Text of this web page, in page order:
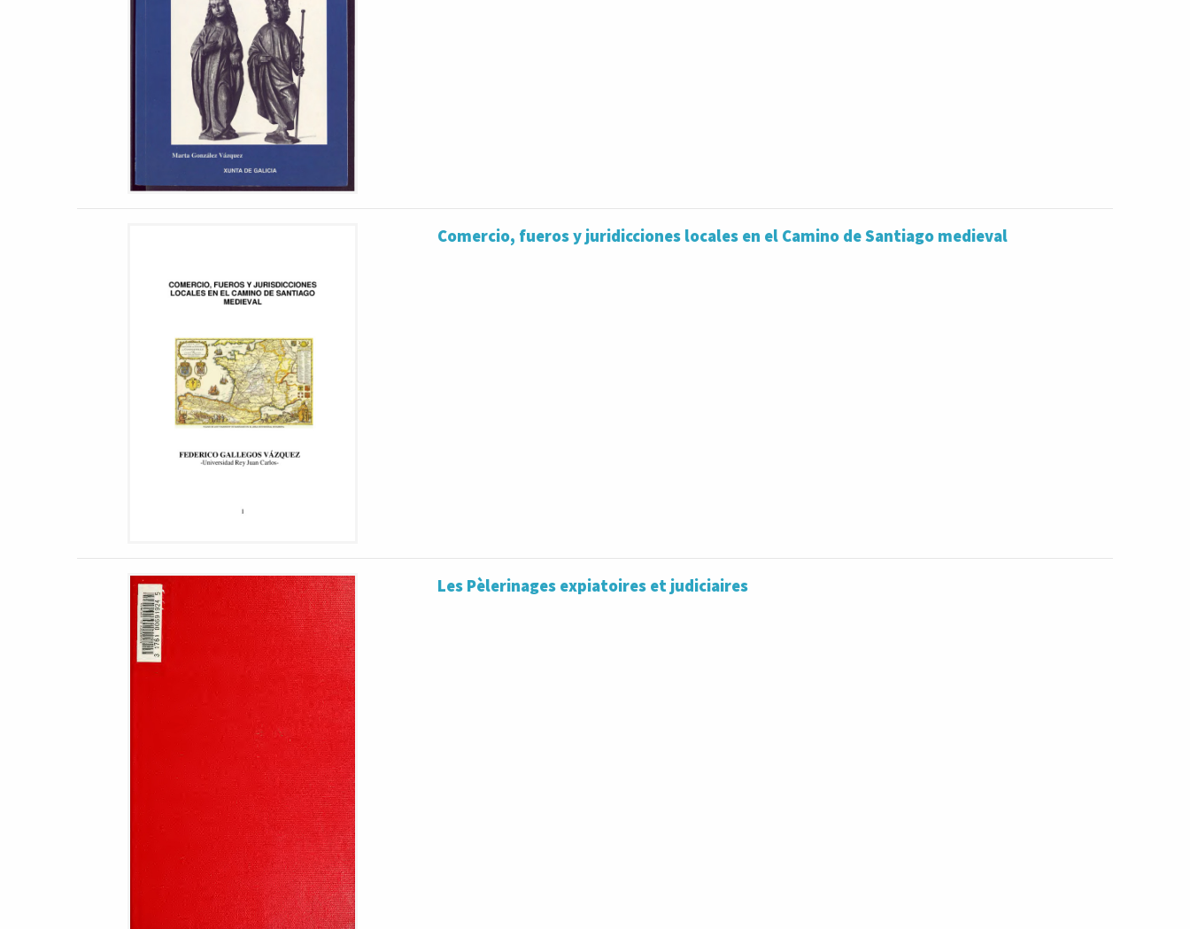
Comercio, fueros y juridicciones locales en el Camino de Santiago medieval
Les Pèlerinages expiatoires et judiciaires